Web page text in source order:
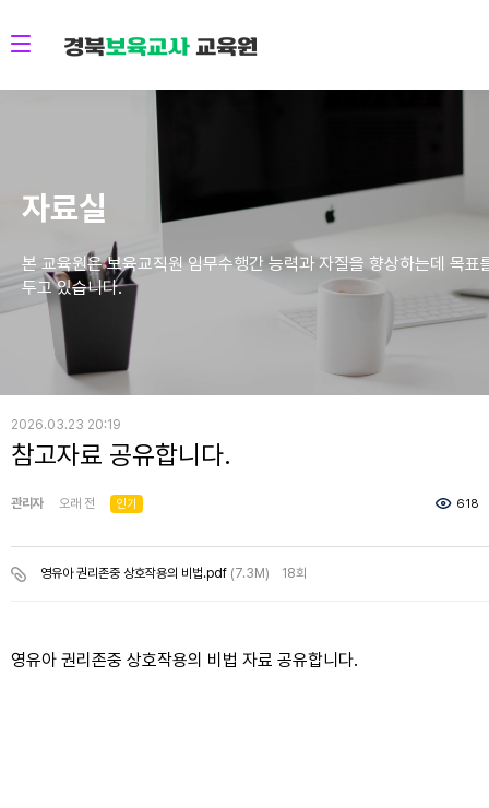
자료실
본 교육원은 보육교직원 임무수행간 능력과 자질을 향상하는데 목표
두고 있습니다.
2026.03.23 20:19
참고자료 공유합니다.
관리자 오래 전 인기 618
영유아 권리존중 상호작용의 비법.pdf (7.3M) 18회
영유아 권리존중 상호작용의 비법 자료 공유합니다.